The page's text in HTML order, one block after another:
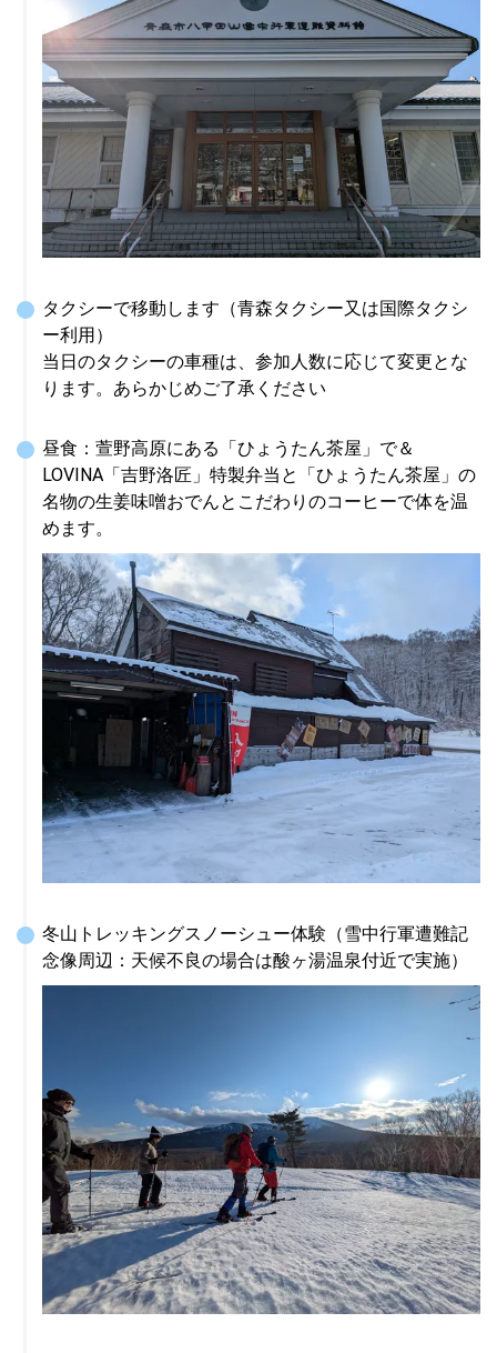
タクシーで移動します（青森タクシー又は国際タクシ
ー利用）
当日のタクシーの車種は、参加人数に応じて変更とな
ります。あらかじめご了承ください
昼食：萱野高原にある「ひょうたん茶屋」で＆
LOVINA「吉野洛匠」特製弁当と「ひょうたん茶屋」の
名物の生姜味噌おでんとこだわりのコーヒーで体を温
めます。
冬山トレッキングスノーシュー体験（雪中行軍遭難記
念像周辺：天候不良の場合は酸ヶ湯温泉付近で実施）